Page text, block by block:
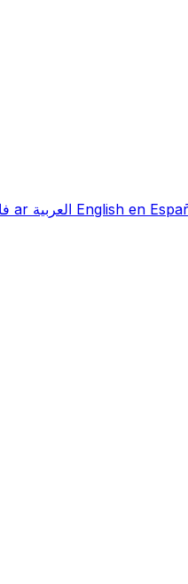
English en العربية ar